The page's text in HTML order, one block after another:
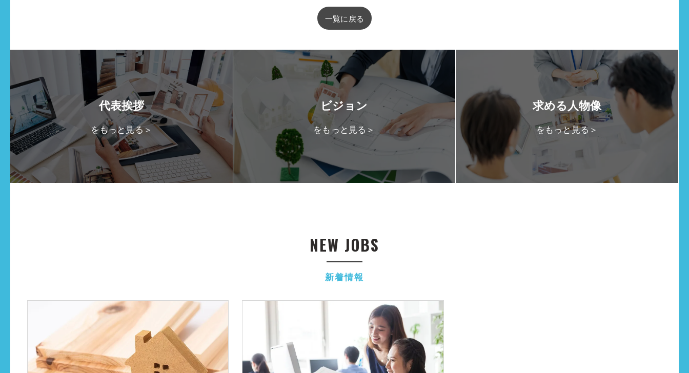
一覧に戻る
代表挨拶
をもっと見る＞
ビジョン
をもっと見る＞
求める人物像
をもっと見る＞
新着情報
NEW JOBS